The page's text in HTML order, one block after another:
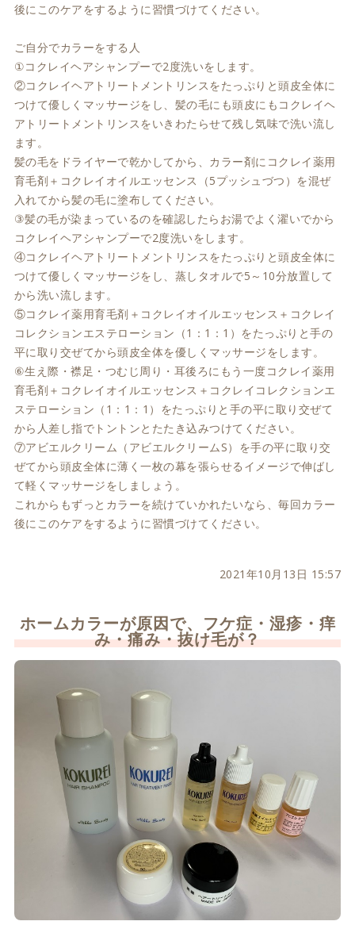
後にこのケアをするように習慣づけてください。
ご自分でカラーをする人
①コクレイヘアシャンプーで2度洗いをします。
②コクレイヘアトリートメントリンスをたっぷりと頭皮全体に
つけて優しくマッサージをし、髪の毛にも頭皮にもコクレイヘ
アトリートメントリンスをいきわたらせて残し気味で洗い流し
ます。
髪の毛をドライヤーで乾かしてから、カラー剤にコクレイ薬用
育毛剤＋コクレイオイルエッセンス（5プッシュづつ）を混ぜ
入れてから髪の毛に塗布してください。
③髪の毛が染まっているのを確認したらお湯でよく濯いでから
コクレイヘアシャンプーで2度洗いをします。
④コクレイヘアトリートメントリンスをたっぷりと頭皮全体に
つけて優しくマッサージをし、蒸しタオルで5～10分放置して
から洗い流します。
⑤コクレイ薬用育毛剤＋コクレイオイルエッセンス＋コクレイ
コレクションエステローション（1：1：1）をたっぷりと手の
平に取り交ぜてから頭皮全体を優しくマッサージをします。
⑥生え際・襟足・つむじ周り・耳後ろにもう一度コクレイ薬用
育毛剤＋コクレイオイルエッセンス＋コクレイコレクションエ
ステローション（1：1：1）をたっぷりと手の平に取り交ぜて
から人差し指でトントンとたたき込みつけてください。
⑦アビエルクリーム（アビエルクリームS）を手の平に取り交
ぜてから頭皮全体に薄く一枚の幕を張らせるイメージで伸ばし
て軽くマッサージをしましょう。
これからもずっとカラーを続けていかれたいなら、毎回カラー
後にこのケアをするように習慣づけてください。
2021年10月13日 15:57
ホームカラーが原因で、フケ症・湿疹・痒
み・痛み・抜け毛が？